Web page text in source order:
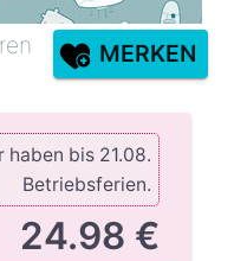
MERKEN
haben bis 21.08.
Betriebsferien.
24.98 €